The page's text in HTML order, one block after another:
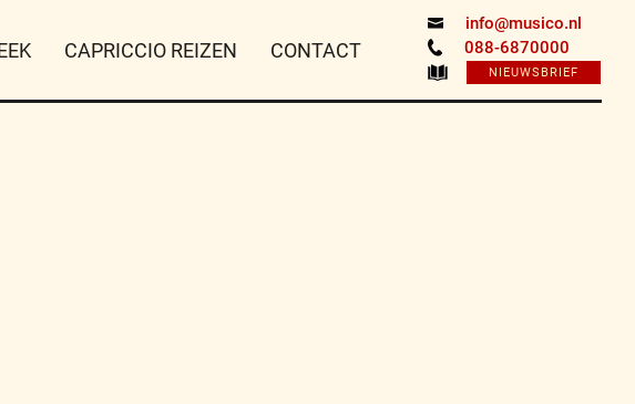
info@musico.nl
088-6870000
NIEUWSBRIEF
CAPRICCIO REIZEN CONTACT